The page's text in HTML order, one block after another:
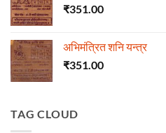
₹351.00
अभिमंत्रित शनि यन्त्र
₹351.00
TAG CLOUD